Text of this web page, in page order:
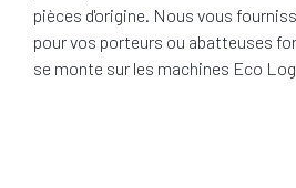
pièces d'origine. Nous vous
pour vos porteurs ou abatteuses
se monte sur les machines Eco